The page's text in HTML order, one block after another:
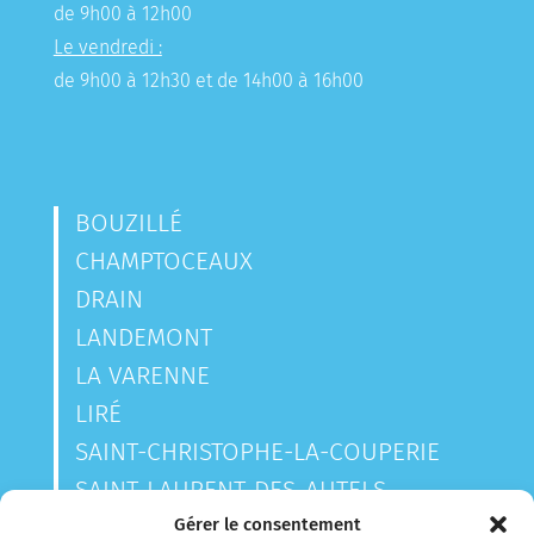
Gérer le consentement
de 9h00 à 12h00
Le vendredi :
de 9h00 à 12h30 et de 14h00 à 16h00
BOUZILLÉ
CHAMPTOCEAUX
DRAIN
LANDEMONT
LA VARENNE
LIRÉ
SAINT-CHRISTOPHE-LA-COUPERIE
SAINT-LAURENT-DES-AUTELS
SAINT-SAUVEUR-DE-LANDEMONT